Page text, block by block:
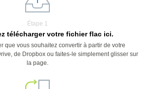
Étape 1
télécharger votre fichier flac ici.
que vous souhaitez convertir à partir de votre
de Dropbox ou faites-le simplement glisser sur
la page.